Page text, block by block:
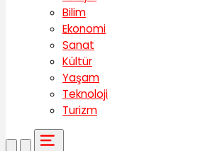
Bilim
Ekonomi
Sanat
Kültür
Yaşam
Teknoloji
Turizm